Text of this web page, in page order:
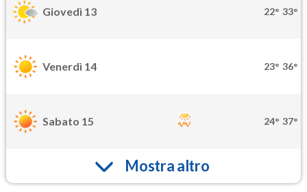
Giovedì 13 22° 33°
Venerdì 14 23° 36°
Sabato 15 24° 37°
Mostra altro